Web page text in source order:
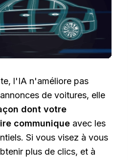
l'IA n'améliore pas
de voitures, elle
dont votre
communique avec les
Si vous visez à vous
plus de clics, et à